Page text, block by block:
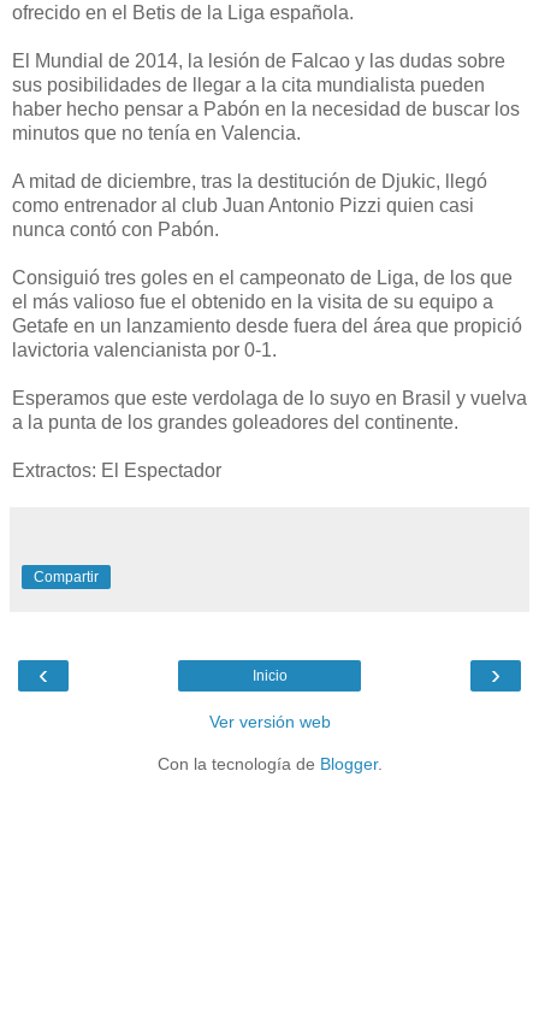
ofrecido en el Betis de la Liga española.
El Mundial de 2014, la lesión de Falcao y las dudas sobre
sus posibilidades de llegar a la cita mundialista pueden
haber hecho pensar a Pabón en la necesidad de buscar los
minutos que no tenía en Valencia.
A mitad de diciembre, tras la destitución de Djukic, llegó
como entrenador al club Juan Antonio Pizzi quien casi
nunca contó con Pabón.
Consiguió tres goles en el campeonato de Liga, de los que
el más valioso fue el obtenido en la visita de su equipo a
Getafe en un lanzamiento desde fuera del área que propició
lavictoria valencianista por 0-1.
Esperamos que este verdolaga de lo suyo en Brasil y vuelva
a la punta de los grandes goleadores del continente.
Extractos: El Espectador
Compartir
‹ ›
Inicio
Ver versión web
Con la tecnología de Blogger.